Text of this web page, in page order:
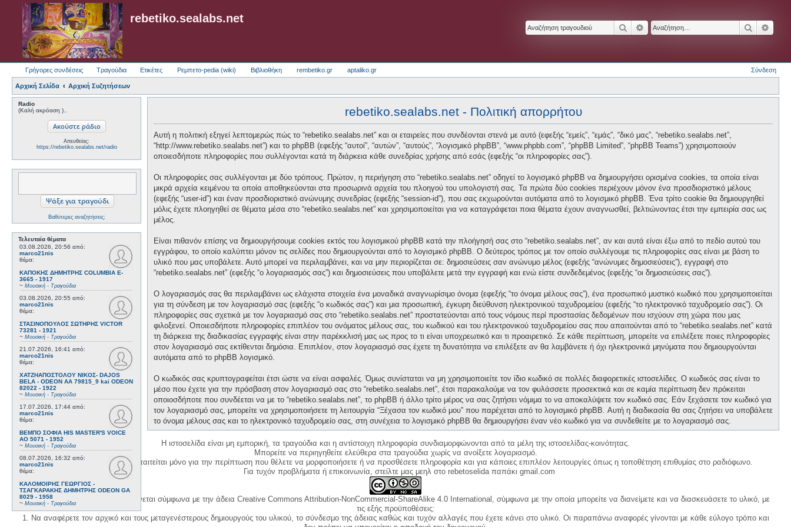
rebetiko.sealabs.net
ΑναζήτησηΕιδική αναζήτηση
Γρήγορες συνδέσεις Τραγούδια Ετικέτες Ρεμπετο-pedia (wiki) Βιβλιοθήκη rembetiko.gr aptaliko.gr Σύνδεση
Αρχική Σελίδα Αρχική Συζητήσεων
Radio
(Καλή ακρόαση )..
Απευθείας:
https://rebetiko.sealabs.net/radio
Βαθύτερες αναζητήσεις;
Τελευταία θέματα
03.08.2026, 20:56 από:
marco21nis
θέμα:
ΚΑΠΟΚΗΣ ΔΗΜΗΤΡΗΣ COLUMBIA E-
3665 - 1917
~ Μουσική - Τραγούδια
03.08.2026, 20:55 από:
marco21nis
θέμα:
ΣΤΑΣΙΝΟΠΟΥΛΟΣ ΣΩΤΗΡΗΣ VICTOR
73281 - 1921
~ Μουσική - Τραγούδια
21.07.2026, 16:41 από:
marco21nis
θέμα:
ΧΑΤΖΗΑΠΟΣΤΟΛΟΥ ΝΙΚΟΣ- DAJOS
BELA - ODEON AA 79815_9 kai ODEON
82022 - 1922
~ Μουσική - Τραγούδια
17.07.2026, 17:44 από:
marco21nis
θέμα:
ΒΕΜΠΟ ΣΟΦΙΑ HIS MASTER'S VOICE
AO 5071 - 1952
~ Μουσική - Τραγούδια
08.07.2026, 16:32 από:
marco21nis
θέμα:
ΚΑΛΟΜΟΙΡΗΣ ΓΕΩΡΓΙΟΣ -
ΤΣΑΓΚΑΡΑΚΗΣ ΔΗΜΗΤΡΗΣ ODEON GA
8029 - 1958
~ Μουσική - Τραγούδια
rebetiko.sealabs.net - Πολιτική απορρήτου
Αυτή η πολιτική εξηγεί λεπτομερώς πώς το “rebetiko.sealabs.net” και οι εταιρείες που συνδέονται στενά με αυτό (εφεξής “εμείς”, “εμάς”, “δικό μας”, “rebetiko.sealabs.net”,
“http://www.rebetiko.sealabs.net”) και το phpBB (εφεξής “αυτοί”, “αυτών”, “αυτούς”, “λογισμικό phpBB”, “www.phpbb.com”, “phpBB Limited”, “phpBB Teams”) χρησιμοποιούν
οποιεσδήποτε πληροφορίες που συλλέγονται κατά τη διάρκεια κάθε συνεδρίας χρήσης από εσάς (εφεξής “οι πληροφορίες σας”).
Οι πληροφορίες σας συλλέγονται με δύο τρόπους. Πρώτον, η περιήγηση στο “rebetiko.sealabs.net” οδηγεί το λογισμικό phpBB να δημιουργήσει ορισμένα cookies, τα οποία είναι
μικρά αρχεία κειμένου τα οποία αποθηκεύονται στα προσωρινά αρχεία του πλοηγού του υπολογιστή σας. Τα πρώτα δύο cookies περιέχουν μόνον ένα προσδιοριστικό μέλους
(εφεξής “user-id”) και έναν προσδιοριστικό ανώνυμης συνεδρίας (εφεξής “session-id”), που σας εκχωρούνται αυτόματα από το λογισμικό phpBB. Ένα τρίτο cookie θα δημιουργηθεί
μόλις έχετε πλοηγηθεί σε θέματα μέσα στο “rebetiko.sealabs.net” και χρησιμοποιείται για να καταγράφεται ποια θέματα έχουν αναγνωσθεί, βελτιώνοντας έτσι την εμπειρία σας ως
μέλος.
Είναι πιθανόν επίσης να δημιουργήσουμε cookies εκτός του λογισμικού phpBB κατά την πλοήγησή σας στο “rebetiko.sealabs.net”, αν και αυτά είναι έξω από το πεδίο αυτού του
εγγράφου, το οποίο καλύπτει μόνον τις σελίδες που δημιουργούνται από το λογισμικό phpBB. Ο δεύτερος τρόπος με τον οποίο συλλέγουμε τις πληροφορίες σας είναι με βάση το
υλικό που μας υποβάλετε. Αυτό μπορεί να περιλαμβάνει, και να μην περιορίζεται σε: δημοσιεύσεις σαν ανώνυμο μέλος (εφεξής “ανώνυμες δημοσιεύσεις”), εγγραφή στο
“rebetiko.sealabs.net” (εφεξής “ο λογαριασμός σας”) και δημοσιεύσεις που υποβάλετε μετά την εγγραφή και ενώ είστε συνδεδεμένος (εφεξής “οι δημοσιεύσεις σας”).
Ο λογαριασμός σας θα περιλαμβάνει ως ελάχιστα στοιχεία ένα μοναδικά αναγνωρίσιμο όνομα (εφεξής “το όνομα μέλους σας”), ένα προσωπικό μυστικό κωδικό που χρησιμοποιείται
για τη σύνδεση με τον λογαριασμό σας (εφεξής “ο κωδικός σας”) και μια προσωπική, έγκυρη διεύθυνση ηλεκτρονικού ταχυδρομείου (εφεξής “το ηλεκτρονικό ταχυδρομείο σας”). Οι
πληροφορίες σας σχετικά με τον λογαριασμό σας στο “rebetiko.sealabs.net” προστατεύονται από τους νόμους περί προστασίας δεδομένων που ισχύουν στη χώρα που μας
φιλοξενεί. Οποιεσδήποτε πληροφορίες επιπλέον του ονόματος μέλους σας, του κωδικού και του ηλεκτρονικού ταχυδρομείου σας που απαιτούνται από το “rebetiko.sealabs.net” κατά
τη διάρκεια της διαδικασίας εγγραφής είναι στην παρέκκλισή μας ως προς το τι είναι υποχρεωτικό και τι προαιρετικό. Σε κάθε περίπτωση, μπορείτε να επιλέξετε ποιες πληροφορίες
στον λογαριασμό σας εκτίθενται δημόσια. Επιπλέον, στον λογαριασμό σας έχετε τη δυνατότητα να επιλέξετε αν θα λαμβάνετε ή όχι ηλεκτρονικά μηνύματα που δημιουργούνται
αυτόματα από το phpBB λογισμικό.
Ο κωδικός σας κρυπτογραφείται έτσι ώστε να είναι ασφαλές. Όμως συνίσταται να μη χρησιμοποιείτε τον ίδιο κωδικό σε πολλές διαφορετικές ιστοσελίδες. Ο κωδικός σας είναι το
μέσο που έχετε για την πρόσβαση στον λογαριασμό σας στο “rebetiko.sealabs.net”, έτσι παρακαλούμε να τον φυλάσσετε προσεκτικά και σε καμία περίπτωση δεν πρόκειται
οποιοσδήποτε που συνδέεται να με το “rebetiko.sealabs.net”, το phpBB ή άλλο τρίτο μέρος να σας ζητήσει νόμιμα το να αποκαλύψετε τον κωδικό σας. Εάν ξεχάσετε τον κωδικό για
τον λογαριασμό σας, μπορείτε να χρησιμοποιήσετε τη λειτουργία “Ξέχασα τον κωδικό μου” που παρέχεται από το λογισμικό phpBB. Αυτή η διαδικασία θα σας ζητήσει να υποβάλετε
το όνομα μέλους σας και το ηλεκτρονικό ταχυδρομείο σας, στη συνέχεια το λογισμικό phpBB θα δημιουργήσει έναν νέο κωδικό για να συνδεθείτε με το λογαριασμό σας.
Η ιστοσελίδα είναι μη εμπορική, τα τραγούδια και η αντίστοιχη πληροφορία συνδιαμορφώνονται από τα μέλη της ιστοσελίδας-κοινότητας.
Μπορείτε να περιηγηθείτε ελεύθερα στα τραγούδια χωρίς να ανοίξετε λογαριασμό.
Η δημιουργία λογαριασμού απαιτείται μόνο για την περίπτωση που θέλετε να μορφοποιήσετε ή να προσθέσετε πληροφορία και για κάποιες επιπλέον λειτουργίες όπως η τοποθέτηση επιθυμίας στο ραδιόφωνο.
Για τυχόν προβλήματα ή επικοινωνία, στείλτε μας μεηλ στο rebetoselida παπάκι gmail.com
Η χρήση του υλικού της σελίδας γίνεται σύμφωνα με την άδεια Creative Commons Attribution-NonCommercial-ShareAlike 4.0 International, σύμφωνα με την οποία μπορείτε να διανείμετε και να διασκευάσετε το υλικό, με
τις εξής προϋποθέσεις:
1. Να αναφέρετε τον αρχικό και τους μεταγενέστερους δημιουργούς του υλικού, το σύνδεσμο της άδειας καθώς και τυχόν αλλαγές που έχετε κάνει στο υλικό. Οι παραπάνω αναφορές γίνονται με κάθε εύλογο τρόπο και